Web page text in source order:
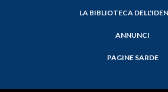
LA BIBLIOTECA
ANNUNCI
PAGINE SARDE